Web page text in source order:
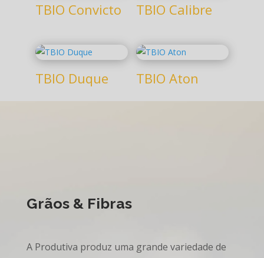
TBIO Convicto TBIO Calibre
TBIO Duque TBIO Aton
Grãos & Fibras
A Produtiva produz uma grande variedade de